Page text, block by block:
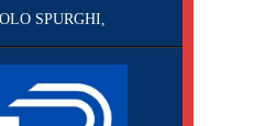
SPURGHI,